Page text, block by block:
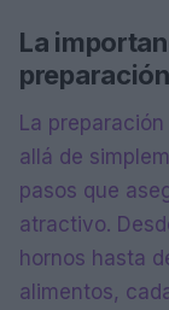
La
La
allá de
pasos que
atractivo.
hornos hasta
alimentos,